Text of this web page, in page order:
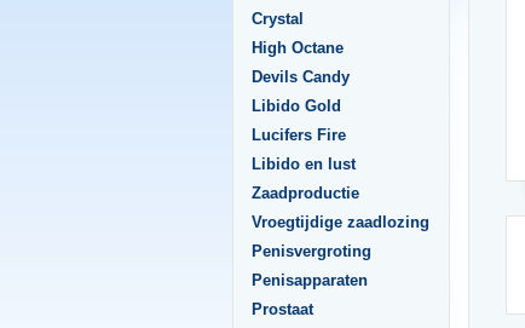
Crystal
High Octane
Devils Candy
Libido Gold
Lucifers Fire
Libido en lust
Zaadproductie
Vroegtijdige zaadlozing
Penisvergroting
Penisapparaten
Prostaat